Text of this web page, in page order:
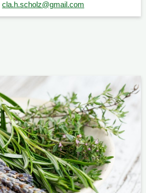
cla.h.scholz@gmail.com